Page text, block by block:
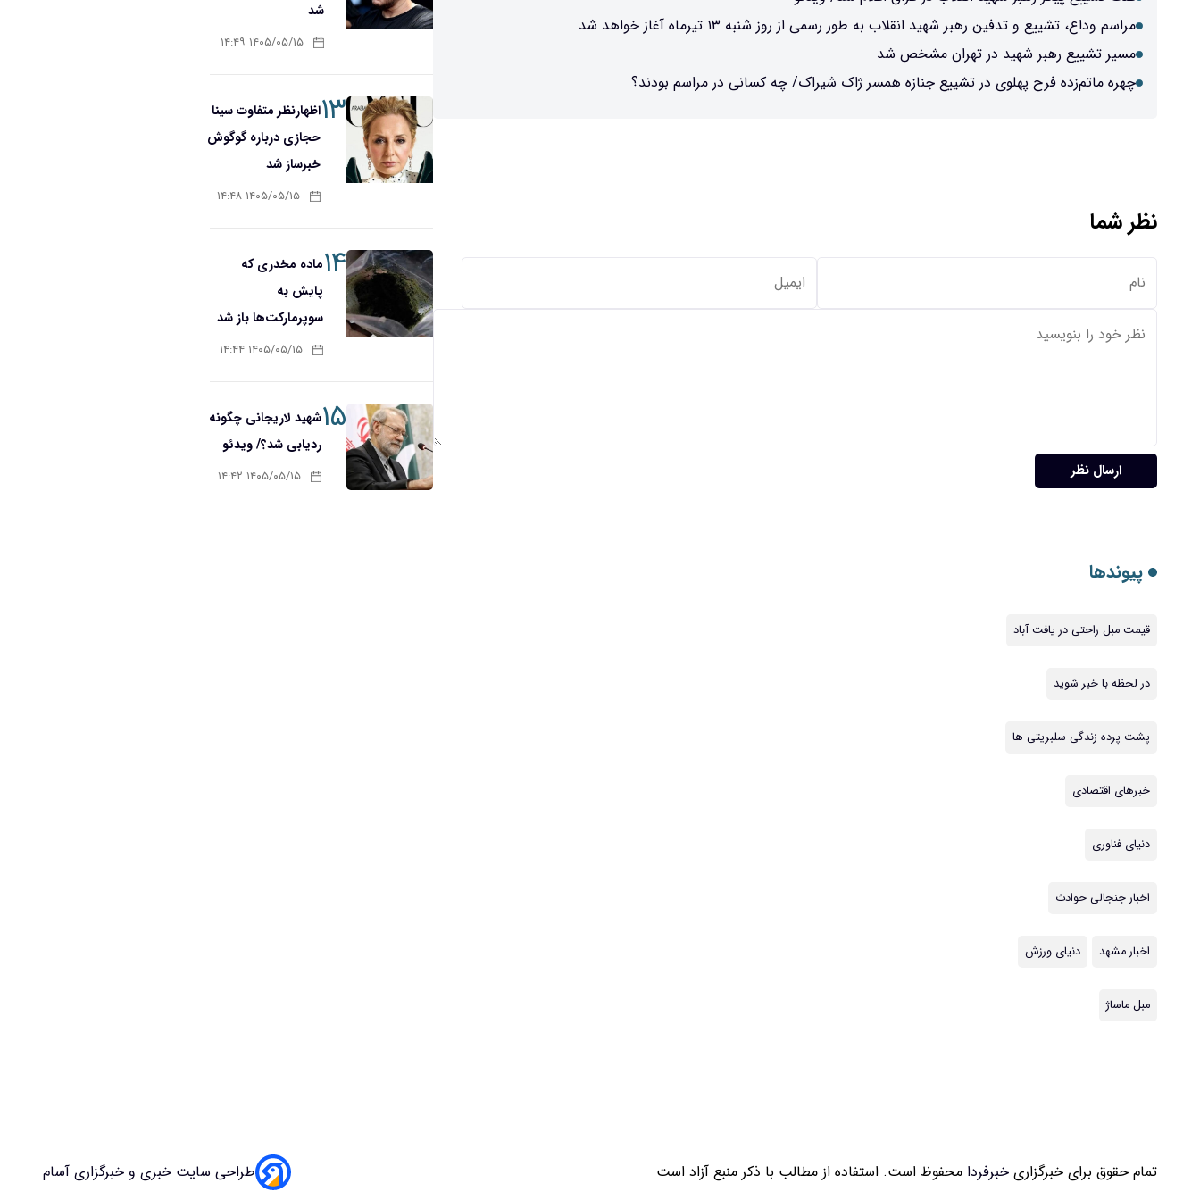
مراسم وداع، تشییع و تدفین رهبر شهید انقلاب به‌ طور رسمی از روز شنبه ۱۳ تیرماه آغاز خواهد شد
مسیر تشییع رهبر شهید در تهران مشخص شد
چهره ماتم‌زده فرح پهلوی در تشییع جنازه همسر ژاک شیراک/ چه کسانی در مراسم بودند؟
نظر شما
ارسال نظر
شد
۱۴۰۵/۰۵/۱۵ ۱۴:۴۹
۱۳اظهارنظر متفاوت سینا
حجازی درباره گوگوش
خبرساز شد
۱۴۰۵/۰۵/۱۵ ۱۴:۴۸
۱۴ماده مخدری که
پایش به
سوپرمارکت‌ها باز شد
۱۴۰۵/۰۵/۱۵ ۱۴:۴۴
۱۵شهید لاریجانی چگونه
ردیابی شد؟/ ویدئو
۱۴۰۵/۰۵/۱۵ ۱۴:۴۲
پیوندها
قیمت مبل راحتی در یافت آباد
در لحظه با خبر شوید
پشت پرده زندگی سلبریتی ها
خبرهای اقتصادی
دنیای فناوری
اخبار جنجالی حوادث
اخبار مشهد دنیای ورزش
مبل ماساژ
تمام حقوق برای خبرگزاری خبرفردا محفوظ است. استفاده از مطالب با ذکر منبع آزاد است طراحی سایت خبری و خبرگزاری آسام